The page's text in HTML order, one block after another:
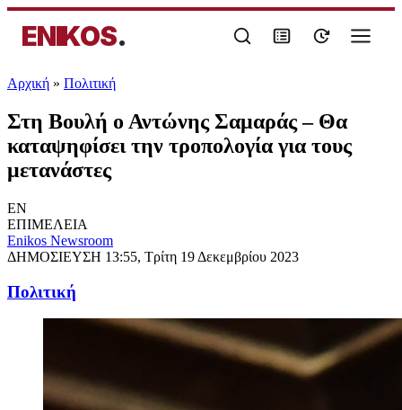
ENIKOS.
Αρχική » Πολιτική
Στη Βουλή ο Αντώνης Σαμαράς – Θα
καταψηφίσει την τροπολογία για τους
μετανάστες
EN
ΕΠΙΜΕΛΕΙΑ
Enikos Newsroom
ΔΗΜΟΣΙΕΥΣΗ 13:55, Τρίτη 19 Δεκεμβρίου 2023
Πολιτική